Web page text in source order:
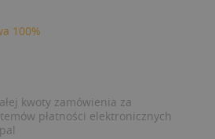
100%
kwoty zamówienia za
płatności elektronicznych